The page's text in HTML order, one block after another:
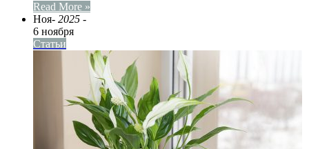
Read More »
Ноя- 2025 -
6 ноября
Статьи